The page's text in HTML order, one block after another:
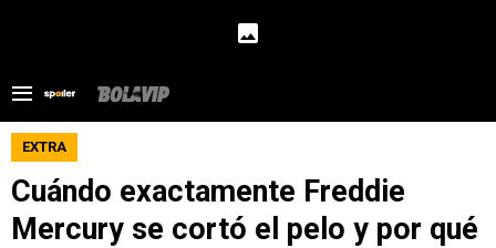
EXTRA
Cuándo exactamente Freddie
Mercury se cortó el pelo y por qué